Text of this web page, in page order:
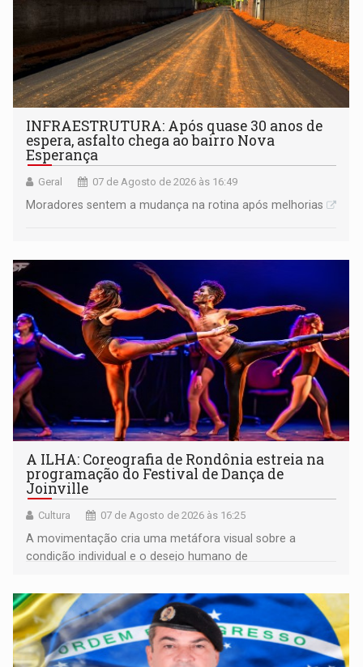
INFRAESTRUTURA: Após quase 30 anos de
espera, asfalto chega ao bairro Nova
Esperança
Geral 07 de Agosto de 2026 às 16:49
Moradores sentem a mudança na rotina após melhorias
A ILHA: Coreografia de Rondônia estreia na
programação do Festival de Dança de
Joinville
Cultura 07 de Agosto de 2026 às 16:25
A movimentação cria uma metáfora visual sobre a
condição individual e o desejo humano de